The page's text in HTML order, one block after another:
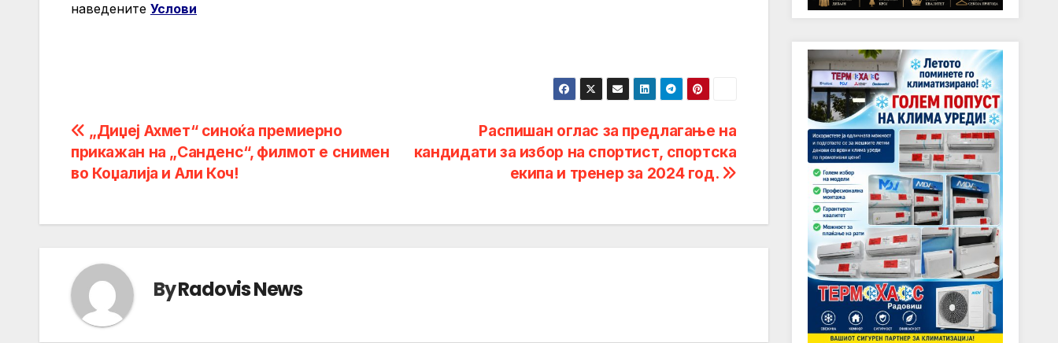
нaведените Услови
Post
navigation
Распишан оглас за предлагање на
кандидати за избор на спортист, спортска
екипа и тренер за 2024 год.
„Диџеј Ахмет“ синоќа премиерно
прикажан на „Санденс“, филмот е снимен
во Коџалија и Али Коч!
ByRadovis News